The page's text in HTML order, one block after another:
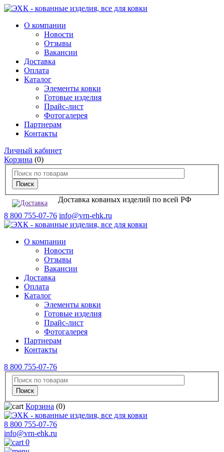
О компании
Новости
Отзывы
Вакансии
Доставка
Оплата
Каталог
Элементы ковки
Готовые изделия
Прайс-лист
Фотогалерея
Партнерам
Контакты
Личный кабинет
Корзина (0)
Доставка кованых изделий по всей РФ
8 800 755-07-76 info@vrn-ehk.ru
О компании
Новости
Отзывы
Вакансии
Доставка
Оплата
Каталог
Элементы ковки
Готовые изделия
Прайс-лист
Фотогалерея
Партнерам
Контакты
8 800 755-07-76
Корзина (0)
8 800 755-07-76
info@vrn-ehk.ru
0